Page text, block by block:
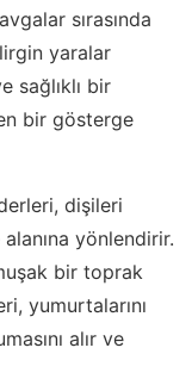
sırasında
yaralar
sağlıklı bir
bir gösterge
dişileri
yönlendirir.
bir toprak
yumurtalarını
alır ve